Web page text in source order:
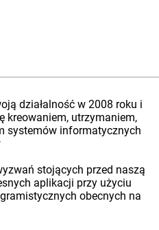
działalność w 2008 roku i
kreowaniem, utrzymaniem,
systemów informatycznych
stojących przed naszą
aplikacji przy użyciu
obecnych na